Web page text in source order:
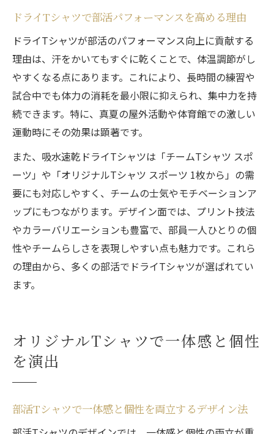
ドライTシャツで部活パフォーマンスを高める理由
ドライTシャツが部活のパフォーマンス向上に貢献する
理由は、汗をかいてもすぐに乾くことで、体温調節がし
やすくなる点にあります。これにより、長時間の練習や
試合中でも体力の消耗を最小限に抑えられ、集中力を持
続できます。特に、真夏の屋外活動や体育館での激しい
運動時にその効果は顕著です。
また、吸水速乾ドライTシャツは「チームTシャツ スポ
ーツ」や「オリジナルTシャツ スポーツ 1枚から」の需
要にも対応しやすく、チームの士気やモチベーションア
ップにもつながります。デザイン面では、プリント技法
やカラーバリエーションも豊富で、部員一人ひとりの個
性やチームらしさを表現しやすい点も魅力です。これら
の理由から、多くの部活でドライTシャツが選ばれてい
ます。
オリジナルTシャツで一体感と個性
を演出
部活Tシャツで一体感と個性を両立するデザイン法